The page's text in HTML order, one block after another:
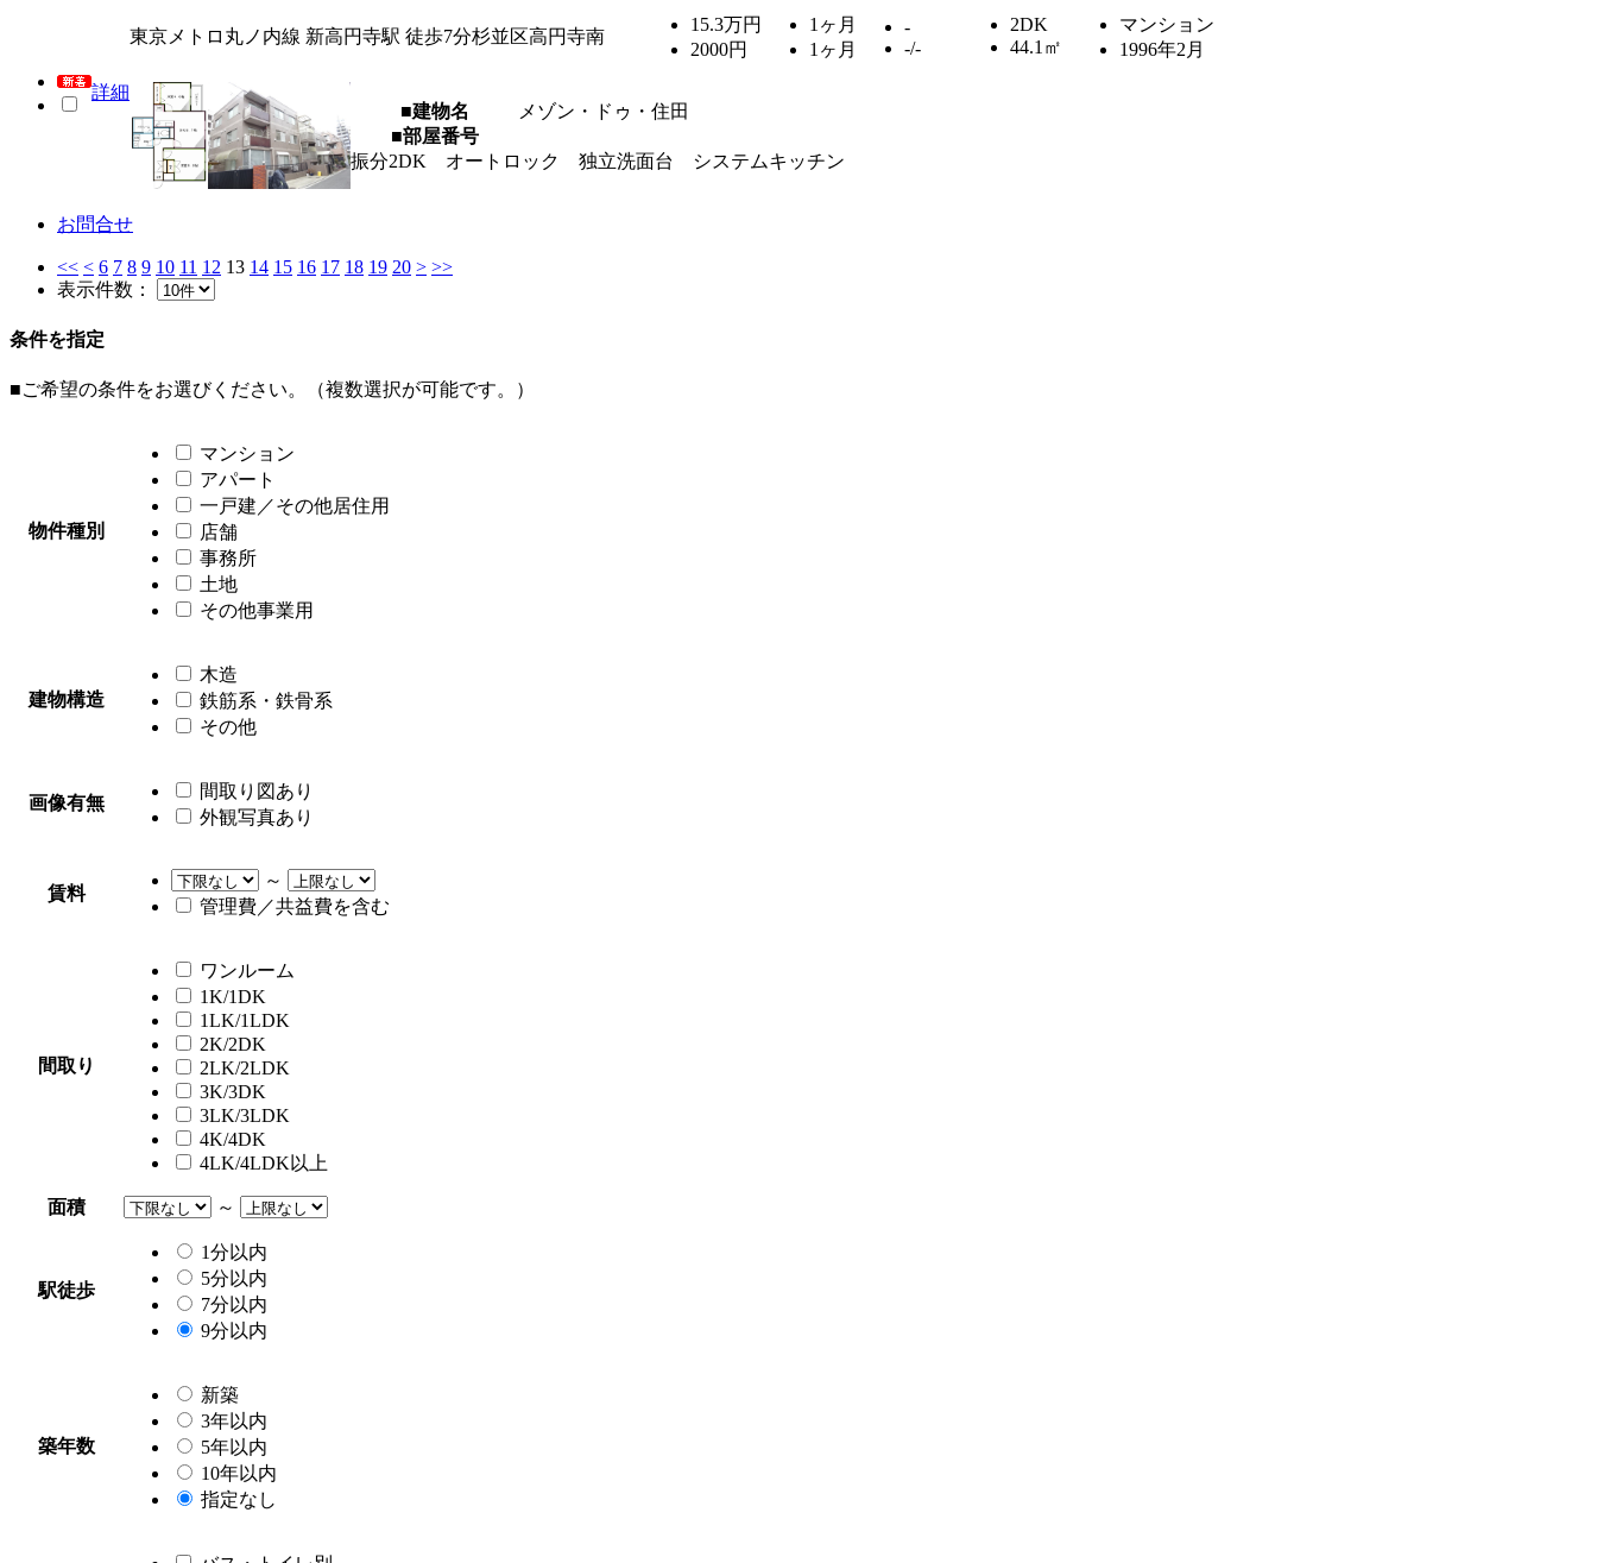
詳細
東京メトロ丸ノ内線 新高円寺駅 徒歩7分杉並区高円寺南
15.3万円
2000円
1ヶ月
1ヶ月
-
-/-
2DK
44.1㎡
マンション
1996年2月
■建物名
メゾン・ドゥ・住田
■部屋番号
振分2DK オートロック 独立洗面台 システムキッチン
お問合せ
<< < 6 7 8 9 10 11 12 13 14 15 16 17 18 19 20 > >>
表示件数：
条件を指定
■ご希望の条件をお選びください。（複数選択が可能です。）
物件種別
マンション
アパート
一戸建／その他居住用
店舗
事務所
土地
その他事業用
建物構造
木造
鉄筋系・鉄骨系
その他
画像有無
間取り図あり
外観写真あり
賃料
～
管理費／共益費を含む
間取り
ワンルーム
1K/1DK
1LK/1LDK
2K/2DK
2LK/2LDK
3K/3DK
3LK/3LDK
4K/4DK
4LK/4LDK以上
面積 ～
駅徒歩
1分以内
5分以内
7分以内
9分以内
築年数
新築
3年以内
5年以内
10年以内
指定なし